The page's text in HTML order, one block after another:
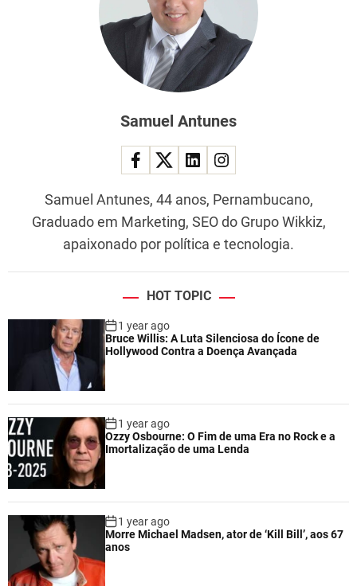
Samuel Antunes
Samuel Antunes, 44 anos, Pernambucano,
Graduado em Marketing, SEO do Grupo Wikkiz,
apaixonado por política e tecnologia.
HOT TOPIC
1 year ago
Bruce Willis: A Luta Silenciosa do Ícone de
Hollywood Contra a Doença Avançada
1 year ago
Ozzy Osbourne: O Fim de uma Era no Rock e a
Imortalização de uma Lenda
1 year ago
Morre Michael Madsen, ator de ‘Kill Bill’, aos 67
anos